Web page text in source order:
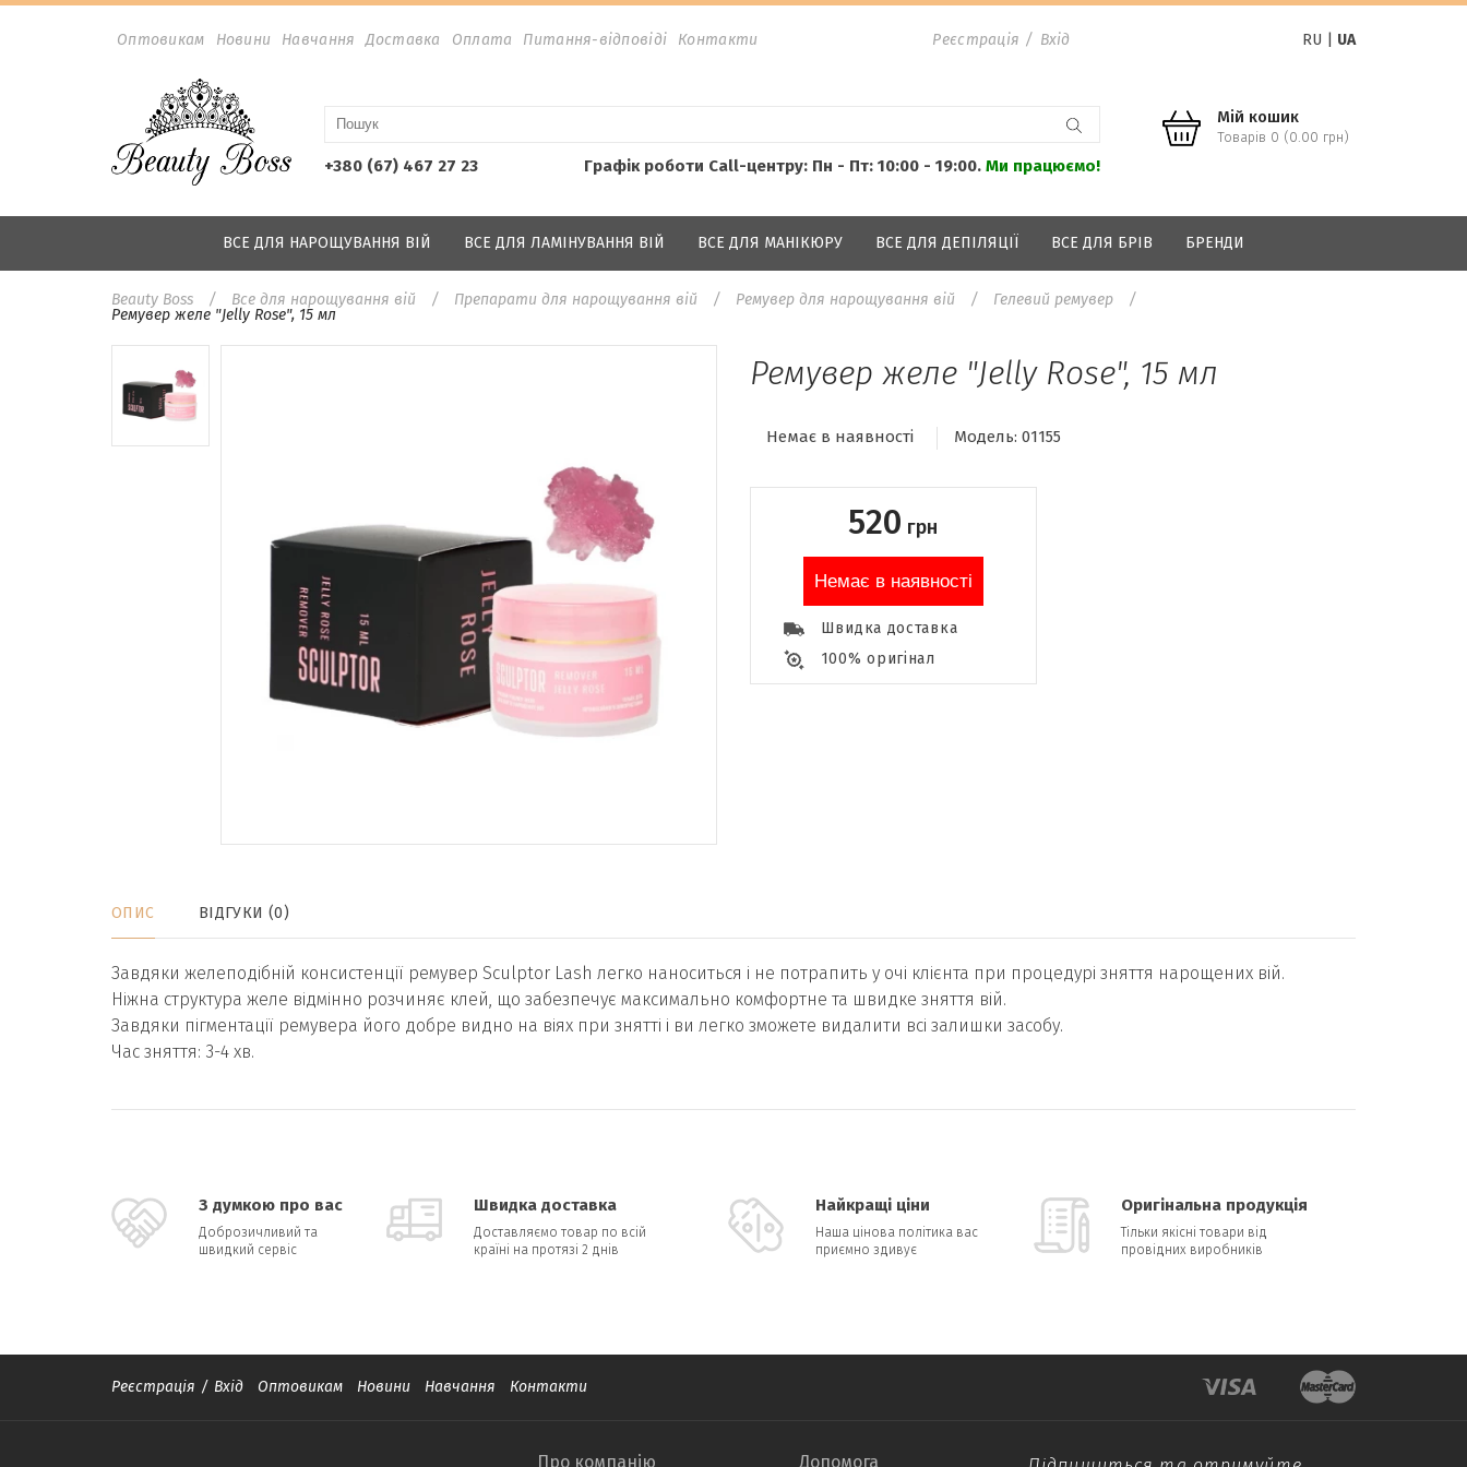
Оптовикам Новини Навчання Доставка Оплата Питання-відповіді Контакти Реєстрація / Вхід RU UA
+380 (67) 467 27 23 Графік роботи Call-центру: Пн - Пт: 10:00 - 19:00. Ми працюємо!
Мій кошик
Товарів 0 (0.00 грн)
ВСЕ ДЛЯ НАРОЩУВАННЯ ВІЙ ВСЕ ДЛЯ ЛАМІНУВАННЯ ВІЙ ВСЕ ДЛЯ МАНІКЮРУ ВСЕ ДЛЯ ДЕПІЛЯЦІЇ ВСЕ ДЛЯ БРІВ БРЕНДИ
Beauty Boss Все для нарощування вій Препарати для нарощування вій Ремувер для нарощування вій
Гелевий ремувер
Ремувер желе "Jelly Rose", 15 мл
Ремувер желе "Jelly Rose", 15 мл
Немає в наявності Модель: 01155
520 грн
Немає в наявності
Швидка доставка
100% оригінал
ОПИС ВІДГУКИ (0)
Завдяки желеподібній консистенції ремувер Sculptor Lash легко наноситься і не потрапить у очі клієнта при процедурі зняття нарощених вій.
Ніжна структура желе відмінно розчиняє клей, що забезпечує максимально комфортне та швидке зняття вій.
Завдяки пігментації ремувера його добре видно на віях при знятті і ви легко зможете видалити всі залишки засобу.
Час зняття: 3-4 хв.
З думкою про вас
Доброзичливий та
швидкий сервіс
Швидка доставка
Доставляємо товар по всій
країні на протязі 2 днів
Найкращі ціни
Наша цінова політика вас
приємно здивує
Оригінальна продукція
Тільки якісні товари від
провідних виробників
Реєстрація / Вхід Оптовикам Новини Навчання Контакти
Про компанію Допомога